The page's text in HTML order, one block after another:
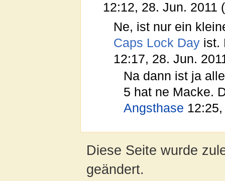
12:12, 28. Jun. 2011
Ne, ist nur ein
Caps Lock Dayist.
12:17, 28. Jun.
Na dann ist ja
5 hat ne Macke.
Angsthase
Diese Seite wurde
geändert.